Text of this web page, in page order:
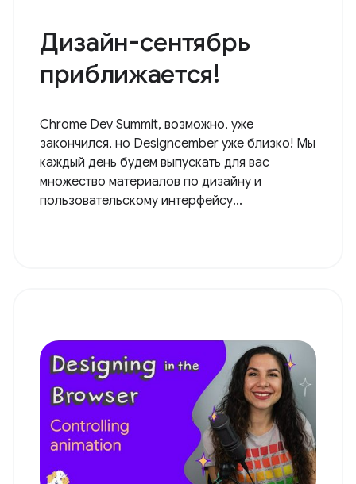
Дизайн-сентябрь
приближается!
Chrome Dev Summit, возможно, уже
закончился, но Designcember уже близко! Мы
каждый день будем выпускать для вас
множество материалов по дизайну и
пользовательскому интерфейсу...